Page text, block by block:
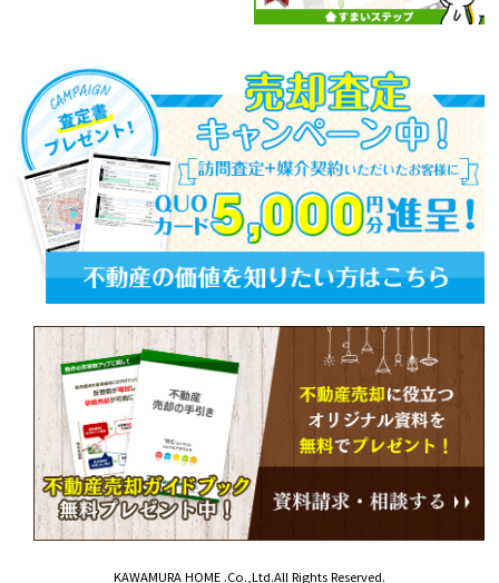
KAWAMURA HOME .Co.,Ltd.All Rights Reserved.